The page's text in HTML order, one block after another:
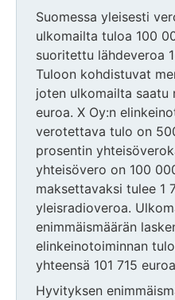
Suomessa yleisesti
ulkomailta tuloa 100
suoritettu lähdeveroa
Tuloon kohdistuvat
joten ulkomailta
euroa. X Oy:n
verotettava tulo on
prosentin
yhteisövero on 100
maksettavaksi tulee 1
yleisradioveroa.
enimmäismäärän
elinkeinotoiminnan
yhteensä 101 715
Hyvityksen